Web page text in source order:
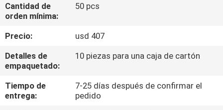
LA
CONTROL
CALIDAD
Cantidad de
orden mínima:
50 pcs
Precio:
usd 407
Detalles de
empaquetado:
10 piezas para una caja de cartón
Tiempo de
entrega:
7-25 días después de confirmar el
pedido